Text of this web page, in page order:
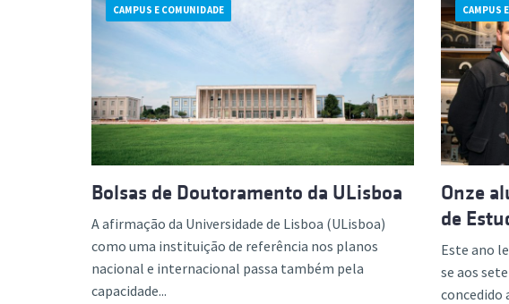
CAMPUS E COMUNIDADE
Bolsas de Doutoramento da ULisboa
A afirmação da Universidade de Lisboa (ULisboa)
como uma instituição de referência nos planos
nacional e internacional passa também pela
capacidade...
CAMPUS
Onze
de
Este ano
se aos
concedido